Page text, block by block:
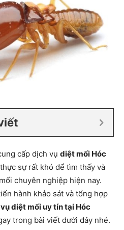
cấp dịch vụ diệt mối Hóc
sự rất khó để tìm thấy và
chuyên nghiệp hiện nay.
hành khảo sát và tổng hợp
diệt mối uy tín tại Hóc
trong bài viết dưới đây nhé.